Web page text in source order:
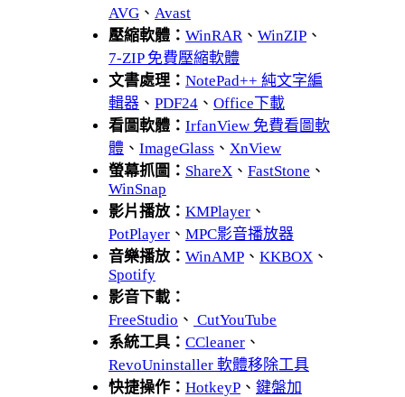
AVG 、 Avast
壓縮軟體： WinRAR、 WinZIP 、
7-ZIP 免費壓縮軟體
文書處理： NotePad++ 純文字編
輯器 、 PDF24 、 Office下載
看圖軟體： IrfanView 免費看圖軟
體 、 ImageGlass 、 XnView
螢幕抓圖： ShareX 、 FastStone 、
WinSnap
影片播放： KMPlayer 、
PotPlayer 、 MPC影音播放器
音樂播放： WinAMP 、 KKBOX 、
Spotify
影音下載：
FreeStudio 、 CutYouTube
系統工具： CCleaner 、
RevoUninstaller 軟體移除工具
快捷操作： HotkeyP 、 鍵盤加